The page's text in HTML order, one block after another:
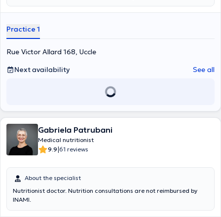
Practice 1
Rue Victor Allard 168, Uccle
Next availability
See all
Gabriela Patrubani
Medical nutritionist
9.9|61 reviews
About the specialist
Nutritionist doctor. Nutrition consultations are not reimbursed by
INAMI.